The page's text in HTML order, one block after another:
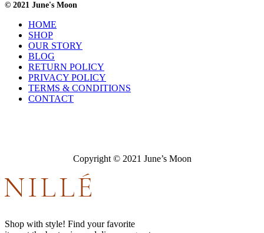
© 2021 June's Moon
HOME
SHOP
OUR STORY
BLOG
RETURN POLICY
PRIVACY POLICY
TERMS & CONDITIONS
CONTACT
Copyright © 2021 June’s Moon
Shop with style! Find your favorite